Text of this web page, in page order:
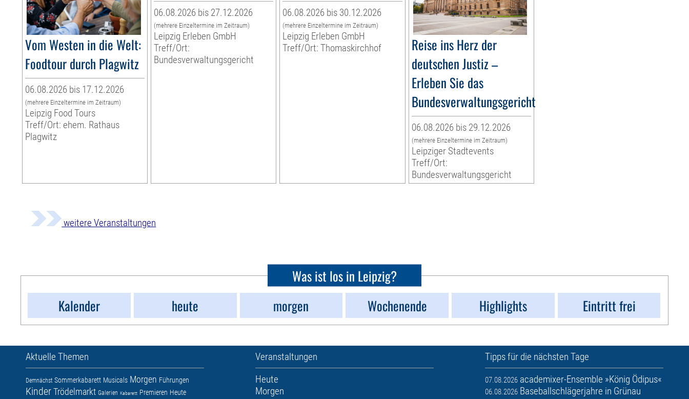
Vom Westen in die Welt:
Foodtour durch Plagwitz
06.08.2026 bis 17.12.2026
(mehrere Einzeltermine im Zeitraum)
Leipzig Food Tours
Treff/Ort: ehem. Rathaus
Plagwitz
06.08.2026 bis 27.12.2026
(mehrere Einzeltermine im Zeitraum)
Leipzig Erleben GmbH
Treff/Ort:
Bundesverwaltungsgericht
06.08.2026 bis 30.12.2026
(mehrere Einzeltermine im Zeitraum)
Leipzig Erleben GmbH
Treff/Ort: Thomaskirchhof
Reise ins Herz der
deutschen Justiz –
Erleben Sie das
Bundesverwaltungsgericht
06.08.2026 bis 29.12.2026
(mehrere Einzeltermine im Zeitraum)
Leipziger Stadtevents
Treff/Ort:
Bundesverwaltungsgericht
weitere Veranstaltungen
Was ist los in Leipzig?
Kalender
heute morgen Wochenende Highlights Eintritt frei
Aktuelle Themen
Demnächst Sommerkabarett Musicals Morgen Führungen
KinderTrödelmarkt Galerien Kabarett Premieren Heute
Veranstaltungen
Heute
Morgen
Tipps für die nächsten Tage
07.08.2026 academixer-Ensemble »König Ödipus«
06.08.2026 Baseballschlägerjahre in Grünau